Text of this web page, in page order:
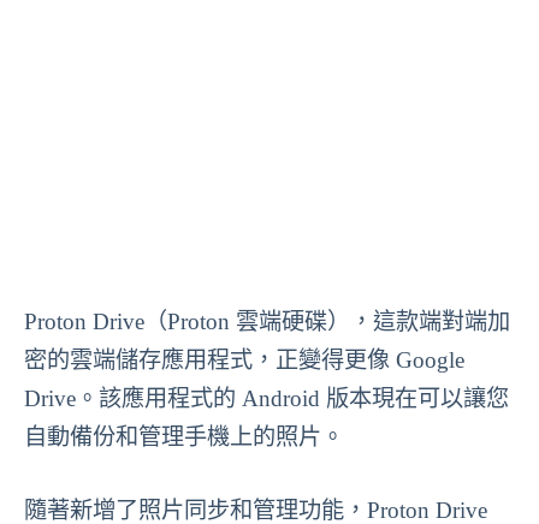
Proton Drive（Proton 雲端硬碟），這款端對端加
密的雲端儲存應用程式，正變得更像 Google
Drive。該應用程式的 Android 版本現在可以讓您
自動備份和管理手機上的照片。
隨著新增了照片同步和管理功能，Proton Drive